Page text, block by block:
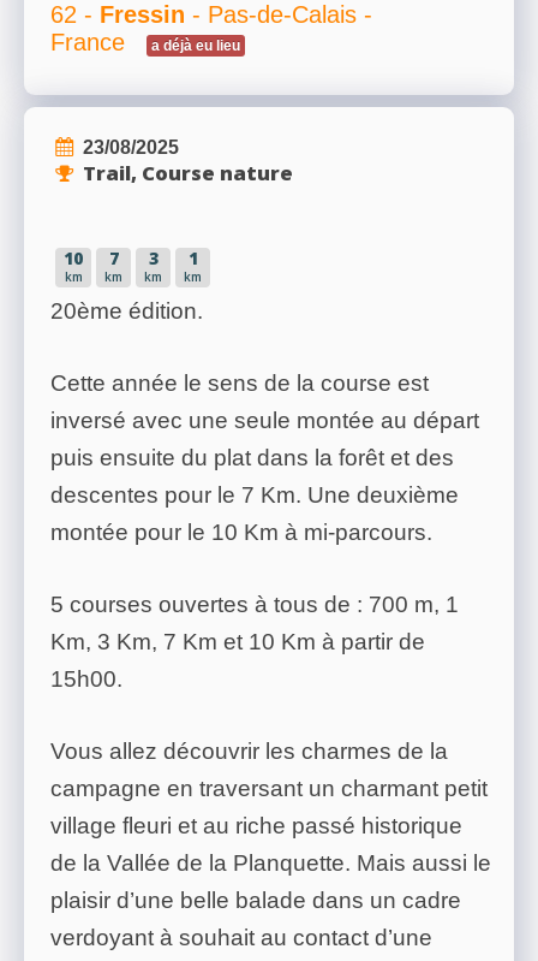
62 - Fressin - Pas-de-Calais -
France
a déjà eu lieu
23/08/2025
Trail, Course nature
10
km
7
km
3
km
1
km
20ème édition.
Cette année le sens de la course est
inversé avec une seule montée au départ
puis ensuite du plat dans la forêt et des
descentes pour le 7 Km. Une deuxième
montée pour le 10 Km à mi-parcours.
5 courses ouvertes à tous de : 700 m, 1
Km, 3 Km, 7 Km et 10 Km à partir de
15h00.
Vous allez découvrir les charmes de la
campagne en traversant un charmant petit
village fleuri et au riche passé historique
de la Vallée de la Planquette. Mais aussi le
plaisir d’une belle balade dans un cadre
verdoyant à souhait au contact d’une